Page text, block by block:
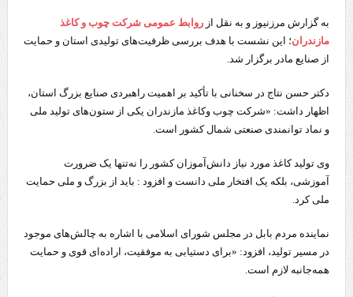
به گزارش مرزنیوز و به نقل از روابط عمومی شرکت چوب و کاغذ
مازندران؛ این نشست با هدف بررسی ظرفیت‌های تولیدی استان و حمایت
از صنایع مادر برگزار شد.
دکتر حسن نتاج در سخنانی با تأکید بر اهمیت راهبردی صنایع بزرگ استان،
اظهار داشت: «شرکت چوب وکاغذ مازندران یکی از ستون‌های تولید ملی
و نماد توانمندی صنعتی شمال کشور است.
وی تولید کاغذ مورد نیاز دانش‌آموزان کشور را نه‌تنها یک ضرورت
آموزشی، بلکه یک افتخار ملی دانست و افزود : باید از بزرگ و ملی حمایت
ملی کرد.
نماینده مردم بابل در مجلس شورای اسلامی با اشاره به چالش‌های موجود
در مسیر تولید، افزود: «برای دستیابی به موفقیت، اراده‌ای قوی و حمایت
همه‌جانبه لازم است.